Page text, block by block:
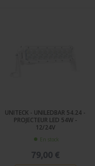
UNITECK - UNILEDBAR 54.24 -
PROJECTEUR LED 54W -
12/24V
En stock
79,00 €